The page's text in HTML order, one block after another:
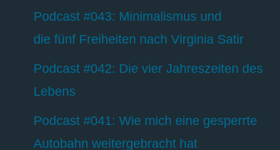
Podcast #043: Minimalismus und
die fünf Freiheiten nach Virginia Satir
Podcast #042: Die vier Jahreszeiten des
Lebens
Podcast #041: Wie mich eine gesperrte
Autobahn weitergebracht hat